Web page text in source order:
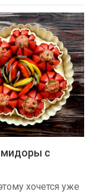
с
хочется уже